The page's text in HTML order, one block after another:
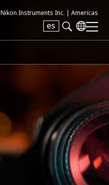
Nikon Instruments Inc. | Americas
es